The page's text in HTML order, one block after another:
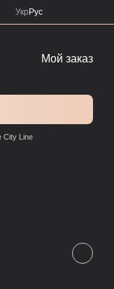
Укр Рус
Мой заказ
City Line